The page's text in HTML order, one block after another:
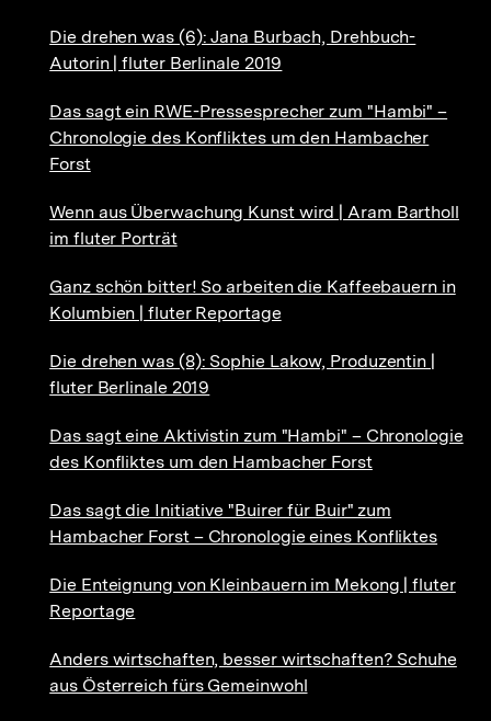
Die drehen was (6): Jana Burbach, Drehbuch-
Autorin | fluter Berlinale 2019
Das sagt ein RWE-Pressesprecher zum "Hambi" –
Chronologie des Konfliktes um den Hambacher
Forst
Wenn aus Überwachung Kunst wird | Aram Bartholl
im fluter Porträt
Ganz schön bitter! So arbeiten die Kaffeebauern in
Kolumbien | fluter Reportage
Die drehen was (8): Sophie Lakow, Produzentin |
fluter Berlinale 2019
Das sagt eine Aktivistin zum "Hambi" – Chronologie
des Konfliktes um den Hambacher Forst
Das sagt die Initiative "Buirer für Buir" zum
Hambacher Forst – Chronologie eines Konfliktes
Die Enteignung von Kleinbauern im Mekong | fluter
Reportage
Anders wirtschaften, besser wirtschaften? Schuhe
aus Österreich fürs Gemeinwohl